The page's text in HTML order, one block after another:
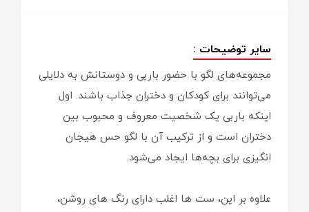
سایر توضیحات :
مجموعه‌های لگو با حضور باربی و دوستانش به دلایلی
می‌توانند برای کودکان و دختران جذاب باشند. اول
اینکه باربی یک شخصیت معروف و محبوب بین
دختران است و از ترکیب آن با لگو حس هیجان
انگیزی برای بچه‌ها ایجاد می‌شود.
علاوه بر این، ست ها اغلب دارای رنگ های روشن،